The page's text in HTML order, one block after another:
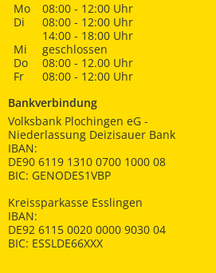
Mo
08:00 - 12:00 Uhr
Di
08:00 - 12:00 Uhr
14:00 - 18:00 Uhr
Mi
geschlossen
Do
08:00 - 12.00 Uhr
Fr
08:00 - 12:00 Uhr
Bankverbindung
Volksbank Plochingen eG -
Niederlassung Deizisauer Bank
IBAN:
DE90 6119 1310 0700 1000 08
BIC: GENODES1VBP
Kreissparkasse Esslingen
IBAN:
DE92 6115 0020 0000 9030 04
BIC: ESSLDE66XXX